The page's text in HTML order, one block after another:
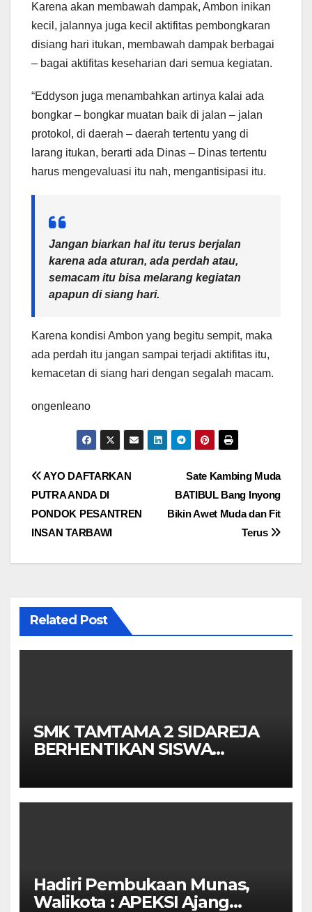
Karena akan membawah dampak, Ambon inikan
kecil, jalannya juga kecil aktifitas pembongkaran
disiang hari itukan, membawah dampak berbagai
– bagai aktifitas keseharian dari semua kegiatan.
“Eddyson juga menambahkan artinya kalai ada
bongkar – bongkar muatan baik di jalan – jalan
protokol, di daerah – daerah tertentu yang di
larang itukan, berarti ada Dinas – Dinas tertentu
harus mengevaluasi itu nah, mengantisipasi itu.
Jangan biarkan hal itu terus berjalan
karena ada aturan, ada perdah atau,
semacam itu bisa melarang kegiatan
apapun di siang hari.
Karena kondisi Ambon yang begitu sempit, maka
ada perdah itu jangan sampai terjadi aktifitas itu,
kemacetan di siang hari dengan segalah macam.
ongenleano
Navigasi
pos
Sate Kambing Muda
BATIBUL Bang Inyong
Bikin Awet Muda dan Fit
Terus
AYO DAFTARKAN
PUTRA ANDA DI
PONDOK PESANTREN
INSAN TARBAWI
Related Post
SMK TAMTAMA 2 SIDAREJA
BERHENTIKAN SISWA
LAKRI CILACAP TURUN
TANGAN
Hadiri Pembukaan Munas,
Walikota : APEKSI Ajang